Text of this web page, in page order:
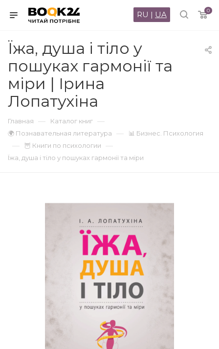
0
RU | UA
Їжа, душа і тіло у
пошуках гармонії та
міри | Ірина
Лопатухіна
Главная — Каталог книг —
🌍 Познавательная литература — 📊 Бизнес. Психология
— 🦉 Книги по психологии —
Їжа, душа і тіло у пошуках гармонії та міри